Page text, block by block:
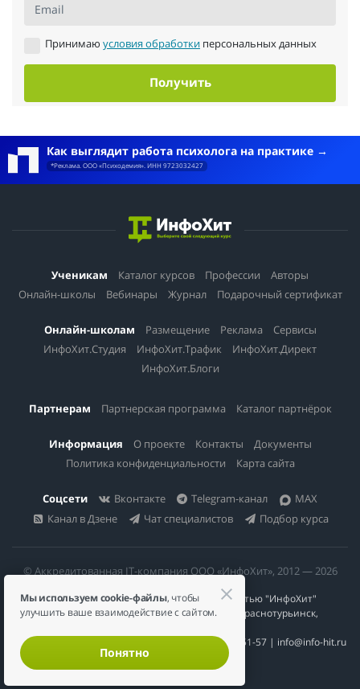
Email
Принимаю условия обработки персональных данных
Получить
Как выглядит работа психолога на практике
*Реклама. ООО «Психодемия». ИНН 9723032427
Ученикам Каталог курсов Профессии
Авторы
Онлайн-школы
Вебинары Журнал Подарочный сертификат
Онлайн-школам Размещение Реклама
Сервисы
ИнфоХит.Студия
ИнфоХит.Трафик
ИнфоХит.Директ
ИнфоХит.Блоги
Партнерам Партнерская программа Каталог партнёрок
Информация О проекте Контакты
Документы
Политика конфиденциальности
Карта сайта
Соцсети Вконтакте Telegram-канал
MAX
Канал в Дзене
Чат специалистов Подбор курса
© Аккредитованная IT-компания ООО «ИнфоХит», 2012 — 2026
Общество с ограниченной ответственностью "ИнфоХит"
624446, Россия, Свердловская область, г. Краснотурьинск,
ИНН 6617023200 | КПП 661701001 | +7 984 888-51-57 | info@info-hit.ru
Мы используем cookie-файлы, чтобы
улучшить ваше взаимодействие с сайтом.
Понятно